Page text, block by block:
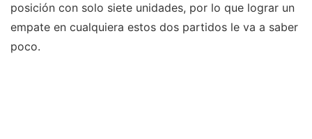
posición con solo siete unidades, por lo que lograr un
empate en cualquiera estos dos partidos le va a saber
poco.